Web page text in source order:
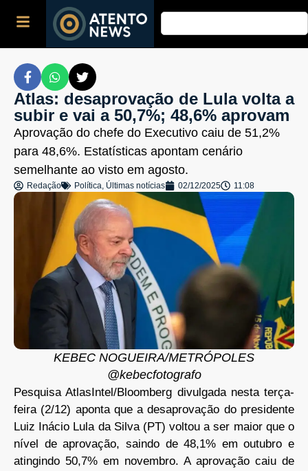
Atlas: desaprovação de Lula volta a
subir e vai a 50,7%; 48,6% aprovam
Aprovação do chefe do Executivo caiu de 51,2%
para 48,6%. Estatísticas apontam cenário
semelhante ao visto em agosto.
Redação Política, Últimas notícias 02/12/2025 11:08
KEBEC NOGUEIRA/METRÓPOLES
@kebecfotografo
Pesquisa AtlasIntel/Bloomberg divulgada nesta terça-
feira (2/12) aponta que a desaprovação do presidente
Luiz Inácio Lula da Silva (PT) voltou a ser maior que o
nível de aprovação, saindo de 48,1% em outubro e
atingindo 50,7% em novembro. A aprovação caiu de